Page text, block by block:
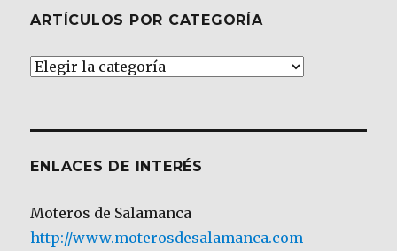
ARTÍCULOS POR CATEGORÍA
Artículos
ENLACES DE INTERÉS
Moteros de Salamanca
http://www.moterosdesalamanca.com